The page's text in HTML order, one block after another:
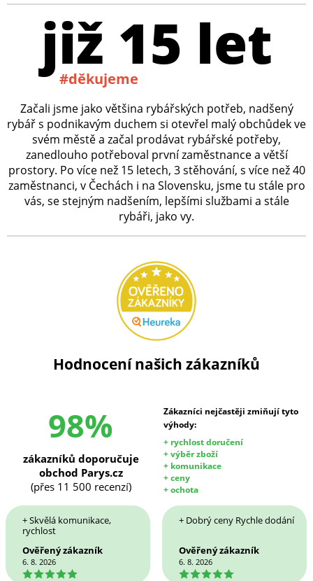
již 15 let
#děkujeme
Začali jsme jako většina rybářských potřeb, nadšený
rybář s podnikavým duchem si otevřel malý obchůdek ve
svém městě a začal prodávat rybářské potřeby,
zanedlouho potřeboval první zaměstnance a větší
prostory. Po více než 15 letech, 3 stěhování, s více než 40
zaměstnanci, v Čechách i na Slovensku, jsme tu stále pro
vás, se stejným nadšením, lepšími službami a stále
rybáři, jako vy.
Hodnocení našich zákazníků
98%
Zákazníci nejčastěji zmiňují tyto
výhody:
+ rychlost doručení
+ výběr zboží
+ komunikace
+ ceny
+ ochota
zákazníků doporučuje
obchod Parys.cz
(přes 11 500 recenzí)
+ Skvělá komunikace,
rychlost
Ověřený zákazník
6. 8. 2026
5
+ Dobrý ceny Rychle dodání
Ověřený zákazník
6. 8. 2026
5